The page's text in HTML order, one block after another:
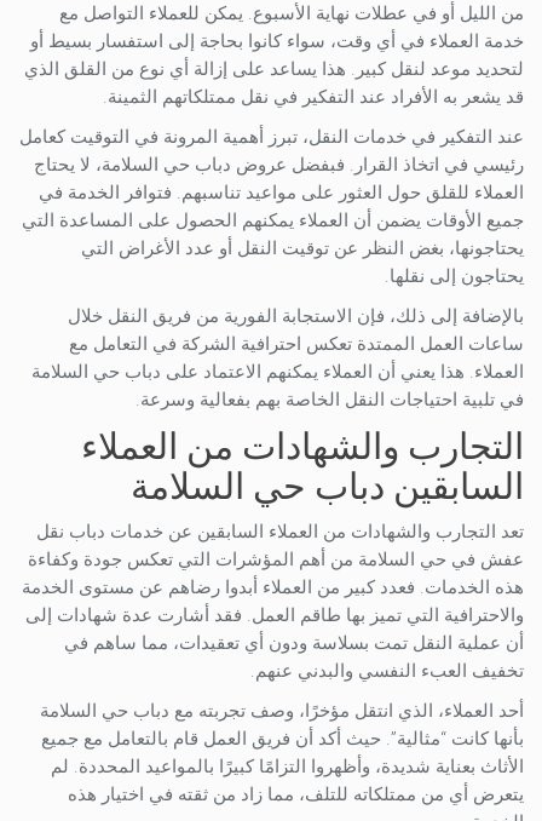
من الليل أو في عطلات نهاية الأسبوع. يمكن للعملاء التواصل مع
خدمة العملاء في أي وقت، سواء كانوا بحاجة إلى استفسار بسيط أو
لتحديد موعد لنقل كبير. هذا يساعد على إزالة أي نوع من القلق الذي
قد يشعر به الأفراد عند التفكير في نقل ممتلكاتهم الثمينة.
عند التفكير في خدمات النقل، تبرز أهمية المرونة في التوقيت كعامل
رئيسي في اتخاذ القرار. فبفضل عروض دباب حي السلامة، لا يحتاج
العملاء للقلق حول العثور على مواعيد تناسبهم. فتوافر الخدمة في
جميع الأوقات يضمن أن العملاء يمكنهم الحصول على المساعدة التي
يحتاجونها، بغض النظر عن توقيت النقل أو عدد الأغراض التي
يحتاجون إلى نقلها.
بالإضافة إلى ذلك، فإن الاستجابة الفورية من فريق النقل خلال
ساعات العمل الممتدة تعكس احترافية الشركة في التعامل مع
العملاء. هذا يعني أن العملاء يمكنهم الاعتماد على دباب حي السلامة
في تلبية احتياجات النقل الخاصة بهم بفعالية وسرعة.
التجارب والشهادات من العملاء
السابقين دباب حي السلامة
تعد التجارب والشهادات من العملاء السابقين عن خدمات دباب نقل
عفش في حي السلامة من أهم المؤشرات التي تعكس جودة وكفاءة
هذه الخدمات. فعدد كبير من العملاء أبدوا رضاهم عن مستوى الخدمة
والاحترافية التي تميز بها طاقم العمل. فقد أشارت عدة شهادات إلى
أن عملية النقل تمت بسلاسة ودون أي تعقيدات، مما ساهم في
تخفيف العبء النفسي والبدني عنهم.
أحد العملاء، الذي انتقل مؤخرًا، وصف تجربته مع دباب حي السلامة
بأنها كانت “مثالية”. حيث أكد أن فريق العمل قام بالتعامل مع جميع
الأثاث بعناية شديدة، وأظهروا التزامًا كبيرًا بالمواعيد المحددة. لم
يتعرض أي من ممتلكاته للتلف، مما زاد من ثقته في اختيار هذه